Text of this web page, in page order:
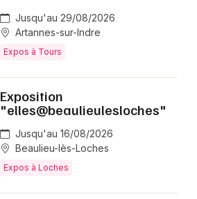
Jusqu'au 29/08/2026
Artannes-sur-Indre
Expos à Tours
Exposition
"elles@beaulieulesloches"
Jusqu'au 16/08/2026
Beaulieu-lès-Loches
Expos à Loches